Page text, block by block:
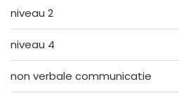
niveau 2
niveau 4
non verbale communicatie